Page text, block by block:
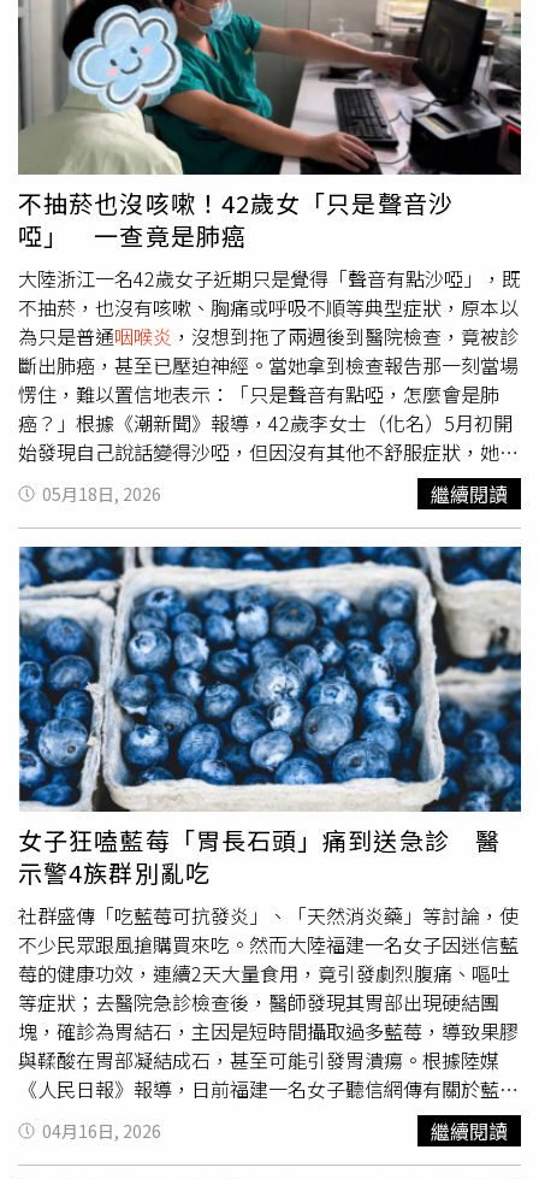
似。截至目前為止，節目組尚未對此做出官方回應和說明，
也沒對女星健康同時出現異常做出說明。
不抽菸也沒咳嗽！42歲女「只是聲音沙
啞」 一查竟是肺癌
大陸浙江一名42歲女子近期只是覺得「聲音有點沙啞」，既
不抽菸，也沒有咳嗽、胸痛或呼吸不順等典型症狀，原本以
為只是普通咽喉炎 ，沒想到拖了兩週後到醫院檢查，竟被診
斷出肺癌，甚至已壓迫神經。當她拿到檢查報告那一刻當場
愣住，難以置信地表示：「只是聲音有點啞，怎麼會是肺
癌？」根據《潮新聞》報導，42歲李女士（化名）5月初開
始發現自己說話變得沙啞，但因沒有其他不舒服症狀，她起
初以為只是連假玩太累，或不小心著涼導致
咽喉炎復發，因
此並未太在意，心想休息幾天應該就會恢復。沒想到整整兩
週過去，聲音沙啞情況始終沒有改善，李女士察覺不對勁
後，趕緊前往寧波市北崙區第二人民醫院求診。耳鼻喉科主
任鄔忠偉在了解病情後，先替她安排喉鏡檢查，結果發現李
女士左側聲帶竟已固定不動。醫師研判，這恐怕不是單純咽
喉炎，而可能是其他器官病變引發的連鎖反應，因此建議進
一步檢查。醫療團隊之後陸續排除頭部、頸部等相關疾病，
最終將病灶鎖定在肺部。胸部電腦斷層（CT）顯示，李女
士左上肺存在明顯團塊陰影，而後續增強CT則進一步確
認，為肺部惡性腫瘤，且已伴隨縱膈淋巴結腫大，之後也立
即轉診胸外科接受治療。胸外科醫師秦磊指出，李女士之所
以持續聲音沙啞，是因肺部腫瘤侵犯縱膈淋巴結後，進一步
壓迫到「喉返神經」所導致。他解釋，喉返神經是控制聲帶
正常運動的重要神經，其路徑一路延伸至胸腔內部，一旦遭
到壓迫，就會造成聲帶活動異常，進而出現持續性聲音沙
啞。秦磊也提醒，「當出現這類症狀時，也代表腫瘤可能已
開始影響周邊組織結構。」所幸李女士目前就醫仍不算太
晚，院方表示，她已開始接受規範化系統治療。醫師也強
調，像李女士這類「不抽菸、不咳嗽卻確診肺癌」的案例，
近年在臨床上其實並不少見。根據《2025浙江省腫瘤登記
年報》顯示，目前肺癌已是當地男性與女性癌症發病率及死
亡率第一名。秦磊指出，近年肺癌發生率持續上升，與吸
菸、空氣污染、職業暴露、遺傳及慢性肺病等因素都有關
05月18日, 2026 繼續閱讀
女子狂嗑藍莓「胃長石頭」痛到送急診 醫
示警4族群別亂吃
社群盛傳「吃藍莓可抗發炎」、「天然消炎藥」等討論，使
不少民眾跟風搶購買來吃。然而大陸福建一名女子因迷信藍
莓的健康功效，連續2天大量食用，竟引發劇烈腹痛、嘔吐
等症狀；去醫院急診檢查後，醫師發現其胃部出現硬結團
塊，確診為胃結石，主因是短時間攝取過多藍莓，導致果膠
與鞣酸在胃部凝結成石，甚至可能引發胃潰瘍。根據陸媒
《人民日報》報導，日前福建一名女子聽信網傳有關於藍莓
對身體有多好的傳聞，一天就吃下250公克藍莓，連續兩天
都大量攝取，結果身體還沒變好，就先出現腹部劇痛，伴隨
04月16日, 2026 繼續閱讀